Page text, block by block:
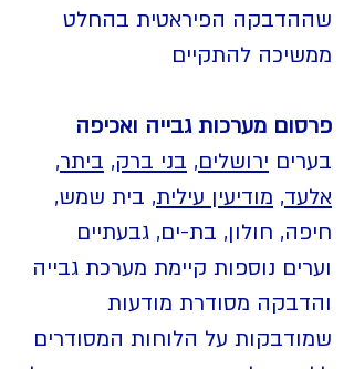
שההדבקה הפיראטית בהחלט
ממשיכה להתקיים
פרסום מערכות גבייה ואכיפה
בערים ירושלים, בני ברק, ביתר,
אלעד, מודיעין עילית, בית שמש,
חיפה, חולון, בת-ים, גבעתיים
וערים נוספות קיימת מערכת גבייה
והדבקה מסודרת מודעות
שמודבקות על הלוחות המסודרים